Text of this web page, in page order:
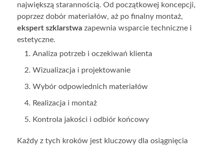
największą starannością. Od początkowej koncepcji,
poprzez dobór materiałów, aż po finalny montaż,
ekspert szklarstwa zapewnia wsparcie techniczne i
estetyczne.
Analiza potrzeb i oczekiwań klienta
Wizualizacja i projektowanie
Wybór odpowiednich materiałów
Realizacja i montaż
Kontrola jakości i odbiór końcowy
Każdy z tych kroków jest kluczowy dla osiągnięcia